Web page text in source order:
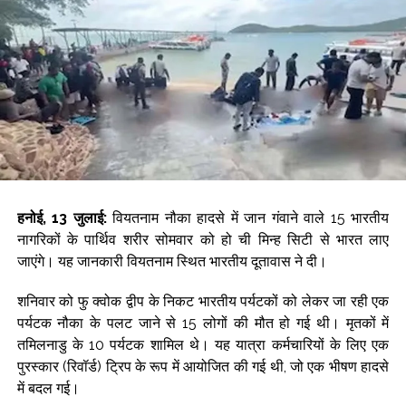
हादसे के बाद जम्मू-श्रीनगर नेशनल हाईवे पर ट्रैफिक कुछ देर के लिए
प्रभावित हुआ। पुलिस ने मामले का संज्ञान लिया है और आगे की जांच चल
रही है।
3 जुलाई को शुरू हुई श्री अमरनाथ यात्रा 57 दिनों के बाद 28 अगस्त को
श्रावण पूर्णिमा और रक्षाबंधन के त्योहारों के साथ संपन्न होगी। इस साल की
यात्रा शुरू होने के बाद से, कश्मीर हिमालय में समुद्र तल से 3,880 मीटर
तीर्थयात्रियों ने दर्शन किए हैं।
Post Views: 69,936
हनोई, 13 जुलाई:वियतनाम नौका हादसे में जान गंवाने वाले 15 भारतीय
नागरिकों के पार्थिव शरीर सोमवार को हो ची मिन्ह सिटी से भारत लाए
जाएंगे। यह जानकारी वियतनाम स्थित भारतीय दूतावास ने दी।
शनिवार को फु क्वोक द्वीप के निकट भारतीय पर्यटकों को लेकर जा रही एक
पर्यटक नौका के पलट जाने से 15 लोगों की मौत हो गई थी। मृतकों में
तमिलनाडु के 10 पर्यटक शामिल थे। यह यात्रा कर्मचारियों के लिए एक
पुरस्कार (रिवॉर्ड) ट्रिप के रूप में आयोजित की गई थी, जो एक भीषण हादसे
में बदल गई।